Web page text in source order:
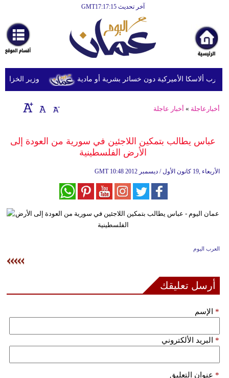
آخر تحديث GMT17:17:15
أخبارعاجلة
رياضة
ثقافة
إقتصاد
وموسيقى
سياحة
ديكور
مرأة
وزير الخزانة
أخبارعاجلة » أخبار عاجلة
عباس يطالب بتمكين اللاجئين في سورية من العودة إلى
الأرض الفلسطينية
GMT 10:48 2012 الأربعاء ,19 كانون الأول / ديسمبر
العرب اليوم
أرسل تعليقك
الإسم *
البريد الألكتروني *
عنوان التعليق *